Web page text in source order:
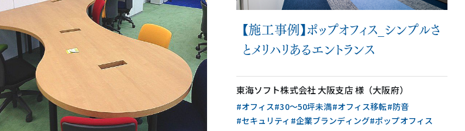
【施工事例】ポップオフィス_シンプルさ
とメリハリあるエントランス
東海ソフト株式会社 大阪支店 様（大阪府）
#オフィス#30〜50坪未満#オフィス移転#防音
#セキュリティ #企業ブランディング#ポップオフィス